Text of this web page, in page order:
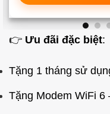
👉 Ưu đãi đặc biệt:
Tặng 1 tháng sử
Tặng Modem WiFi 6